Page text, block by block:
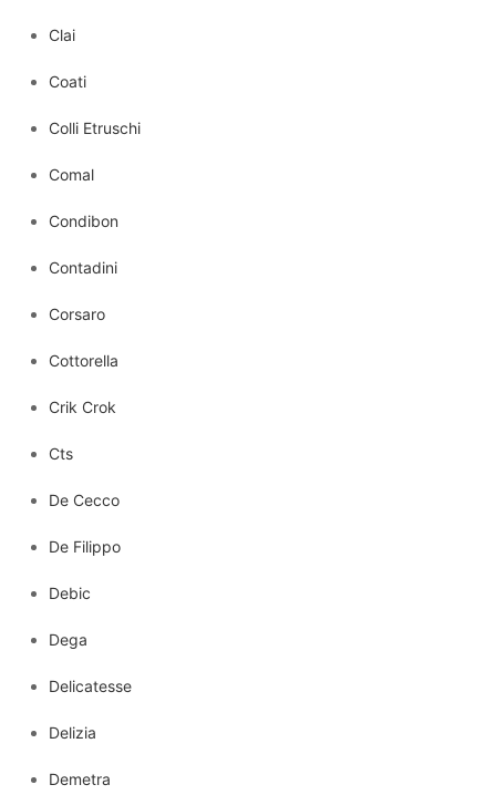
Clai
Coati
Colli Etruschi
Comal
Condibon
Contadini
Corsaro
Cottorella
Crik Crok
Cts
De Cecco
De Filippo
Debic
Dega
Delicatesse
Delizia
Demetra